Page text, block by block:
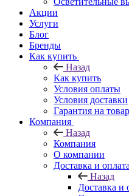
Акции
Услуги
Блог
Бренды
Как купить
Назад
Как купить
Условия оплаты
Условия доставки
Гарантия на товар
Компания
Назад
Компания
О компании
Доставка и оплата
Назад
Доставка и